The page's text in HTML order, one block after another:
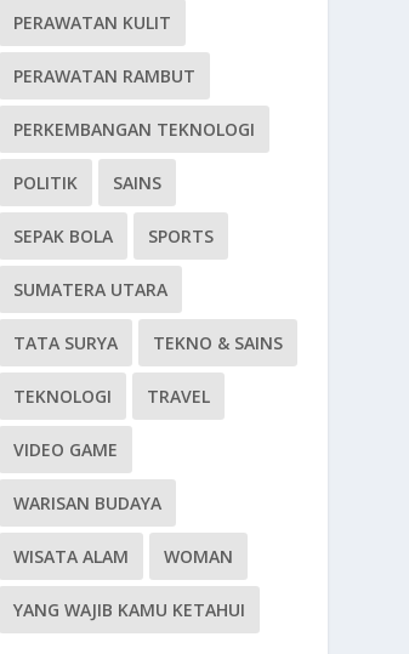
PERAWATAN KULIT
PERAWATAN RAMBUT
PERKEMBANGAN TEKNOLOGI
POLITIK SAINS
SEPAK BOLA SPORTS
SUMATERA UTARA
TATA SURYA TEKNO & SAINS
TEKNOLOGI TRAVEL
VIDEO GAME
WARISAN BUDAYA
WISATA ALAM WOMAN
YANG WAJIB KAMU KETAHUI